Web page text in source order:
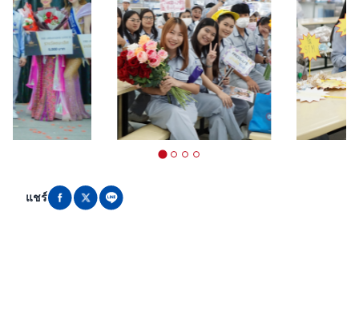
แชร์